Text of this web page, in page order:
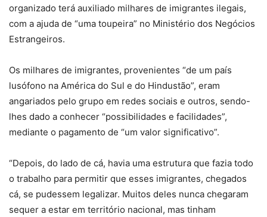
organizado terá auxiliado milhares de imigrantes ilegais,
com a ajuda de “uma toupeira” no Ministério dos Negócios
Estrangeiros.
Os milhares de imigrantes, provenientes “de um país
lusófono na América do Sul e do Hindustão”, eram
angariados pelo grupo em redes sociais e outros, sendo-
lhes dado a conhecer “possibilidades e facilidades”,
mediante o pagamento de “um valor significativo”.
“Depois, do lado de cá, havia uma estrutura que fazia todo
o trabalho para permitir que esses imigrantes, chegados
cá, se pudessem legalizar. Muitos deles nunca chegaram
sequer a estar em território nacional, mas tinham